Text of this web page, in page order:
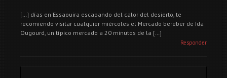
[…] días en Essaouira escapando del calor del desierto, te
recomiendo visitar cualquier miércoles el Mercado bereber de Ida
Ougourd, un típico mercado a 20 minutos de la […]
Responder